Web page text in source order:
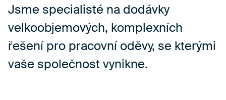
Jsme specialisté na dodávky
velkoobjemových, komplexních
řešení pro pracovní oděvy, se kterými
vaše společnost vynikne.